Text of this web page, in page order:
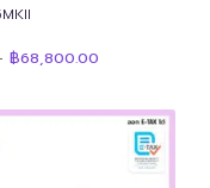
฿68,800.00Price
฿68,800.00